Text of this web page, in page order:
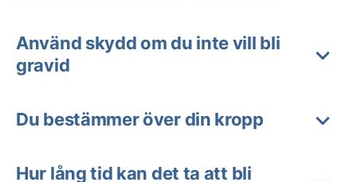
Använd skydd om du inte vill bli
gravid
Du bestämmer över din kropp
Hur lång tid kan det ta att bli